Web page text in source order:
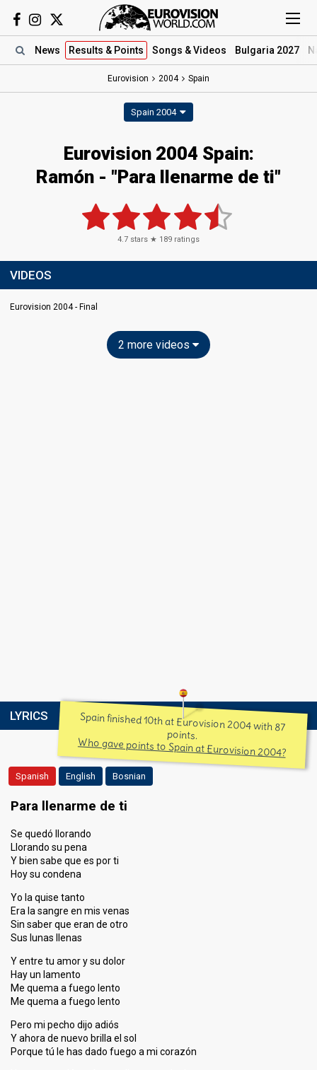
News Results & Points Songs & Videos Bulgaria 2027
Eurovision 2004 Spain
Spain 2004
Eurovision 2004 Spain:
Ramón - "Para llenarme de ti"
4.7 stars ★ 189 ratings
VIDEOS
Eurovision 2004 - Final
2 more videos
LYRICS Spain finished 10th at Eurovision 2004 with 87
points.
Who gave points to Spain at Eurovision 2004?
Spanish English Bosnian
Para llenarme de ti
Se quedó llorando
Llorando su pena
Y bien sabe que es por ti
Hoy su condena
Yo la quise tanto
Era la sangre en mis venas
Sin saber que eran de otro
Sus lunas llenas
Y entre tu amor y su dolor
Hay un lamento
Me quema a fuego lento
Me quema a fuego lento
Pero mi pecho dijo adiós
Y ahora de nuevo brilla el sol
Porque tú le has dado fuego a mi corazón